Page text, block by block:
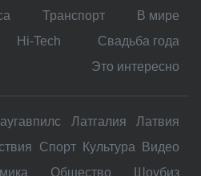
Транспорт
В мире
Hi-Tech
Свадьбa года
Это интересно
Латгалия
Латвия
Спорт Культура
Видео
Общество Шоубиз